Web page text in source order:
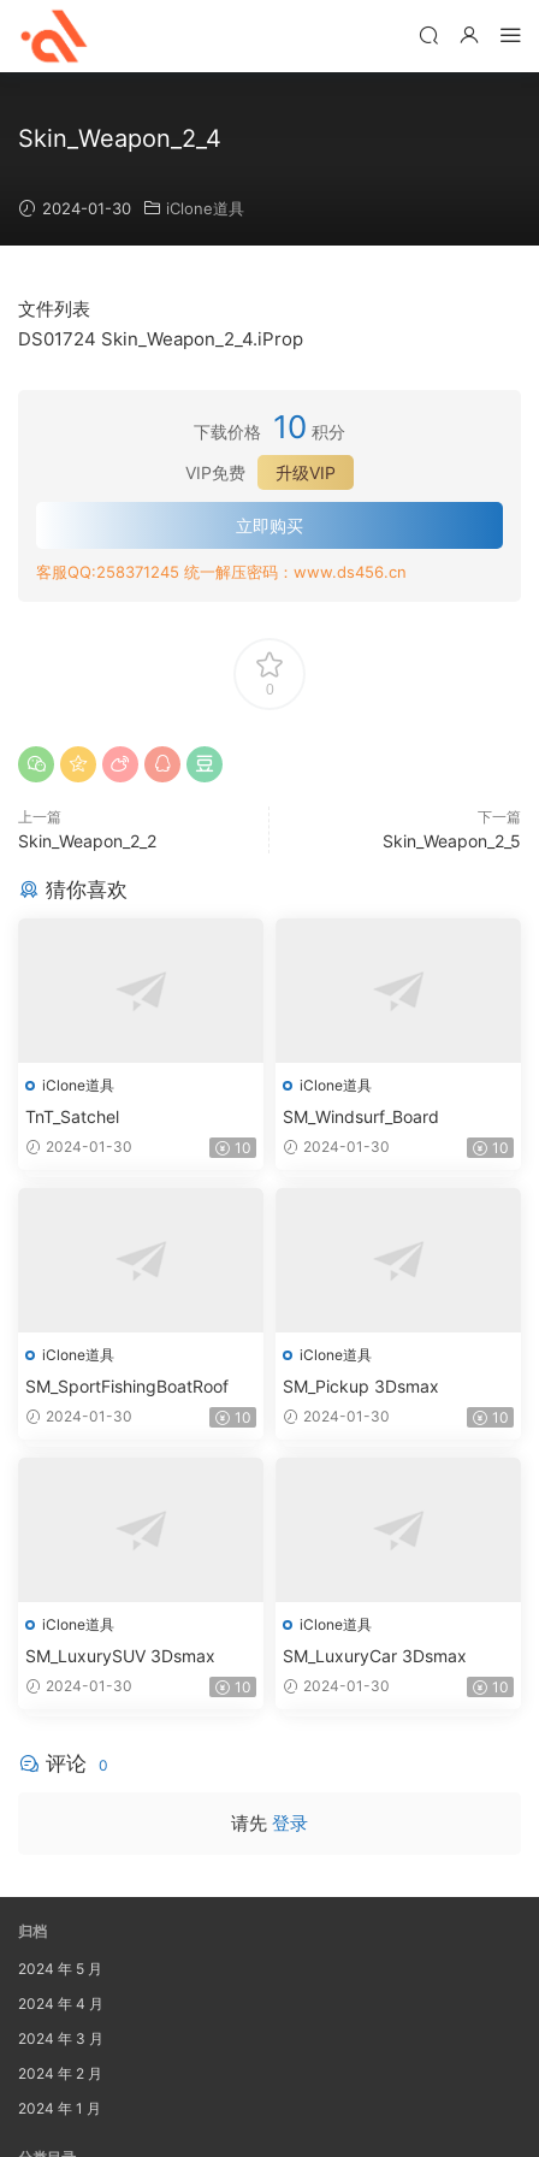
Skin_Weapon_2_4
2024-01-30 iClone道具
文件列表
DS01724 Skin_Weapon_2_4.iProp
下载价格 10 积分
VIP免费
升级VIP
立即购买
客服QQ:258371245 统一解压密码：www.ds456.cn
0
上一篇
Skin_Weapon_2_2
下一篇
Skin_Weapon_2_5
猜你喜欢
iClone道具
TnT_Satchel
2024-01-30 10
iClone道具
SM_Windsurf_Board
2024-01-30 10
iClone道具
SM_SportFishingBoatRoof
2024-01-30 10
iClone道具
SM_Pickup 3Dsmax
2024-01-30 10
iClone道具
SM_LuxurySUV 3Dsmax
2024-01-30 10
iClone道具
SM_LuxuryCar 3Dsmax
2024-01-30 10
评论 0
请先 登录
归档
2024 年 5 月
2024 年 4 月
2024 年 3 月
2024 年 2 月
2024 年 1 月